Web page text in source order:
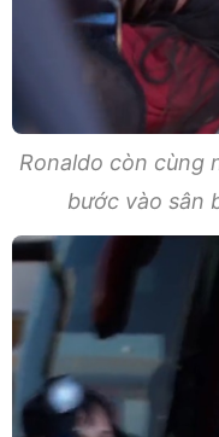
Ronaldo còn cùng
bước vào sân